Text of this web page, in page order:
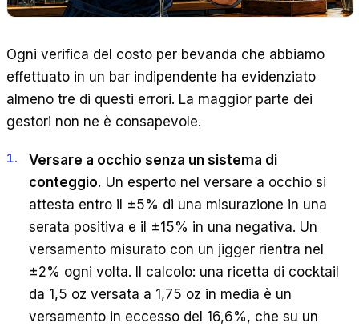
Ogni verifica del costo per bevanda che abbiamo
effettuato in un bar indipendente ha evidenziato
almeno tre di questi errori. La maggior parte dei
gestori non ne è consapevole.
Versare a occhio senza un sistema di
conteggio. Un esperto nel versare a occhio si
attesta entro il ±5% di una misurazione in una
serata positiva e il ±15% in una negativa. Un
versamento misurato con un jigger rientra nel
±2% ogni volta. Il calcolo: una ricetta di cocktail
da 1,5 oz versata a 1,75 oz in media è un
versamento in eccesso del 16,6%, che su un